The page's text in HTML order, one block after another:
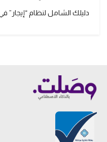
دليلك الشامل لنظام “إيجار” في